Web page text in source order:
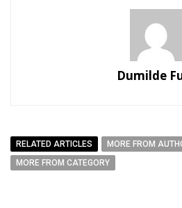
Dumilde
RELATED ARTICLES
MORE FROM
MORE FROM CATEGORY